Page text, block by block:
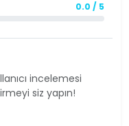
0.0 / 5
incelemesi
siz yapın!